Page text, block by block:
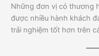
Những đơn vị có thương
được nhiều hành khách
trải nghiệm tốt hơn trên